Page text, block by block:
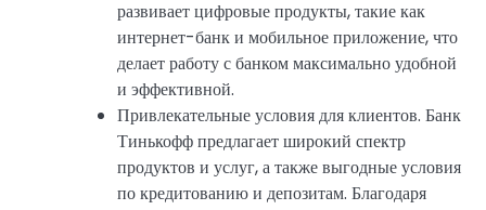
развивает цифровые продукты, такие как
интернет-банк и мобильное приложение, что
делает работу с банком максимально удобной
и эффективной.
Привлекательные условия для клиентов. Банк
Тинькофф предлагает широкий спектр
продуктов и услуг, а также выгодные условия
по кредитованию и депозитам. Благодаря